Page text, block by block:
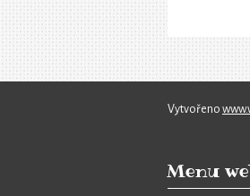
Vytvořeno
Menu